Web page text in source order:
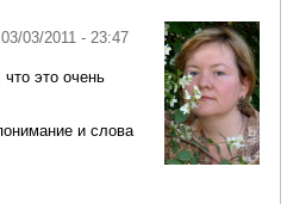
, 03/03/2011 - 23:47
это очень
и слова